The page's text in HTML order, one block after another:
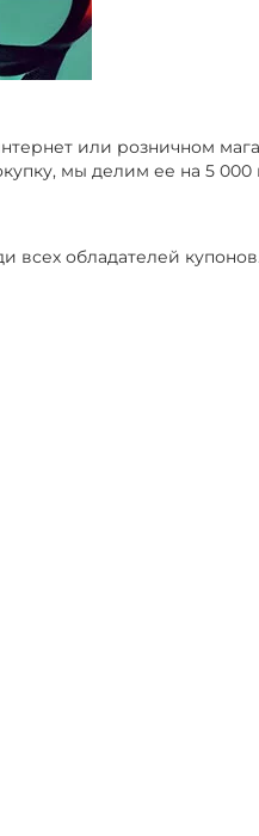
или розничном
мы делим ее на 5
всех обладателей